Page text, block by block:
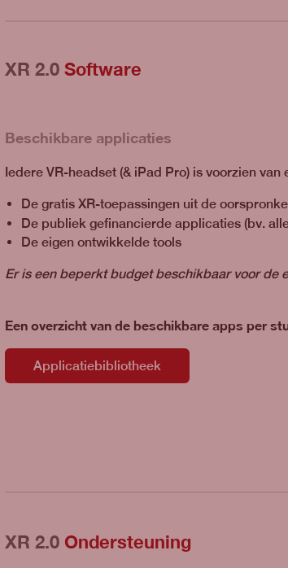
XR 2.0 Software
Beschikbare applicaties
Iedere VR-headset (& iPad Pro) is voorzien van
De gratis XR-toepassingen uit de
De publiek gefinancierde applicaties (bv.
De eigen ontwikkelde tools
Er is een beperkt budget beschikbaar voor de
Een overzicht van de beschikbare apps per
Applicatiebibliotheek
XR 2.0 Ondersteuning